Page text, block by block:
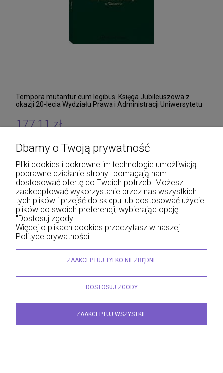
Tempora mutantur cum legibus. Księga Jubileuszowa z
okazji 20-lecia Wydziału Prawa i Administracji Uniwersytetu
177,11 zł
Cena regularna:199,00 zł
Najniższa cena:177,11 zł
DO KOSZYKA
PROMOCJA
Dbamy o Twoją prywatność
Pliki cookies i pokrewne im technologie umożliwiają
poprawne działanie strony i pomagają nam
dostosować ofertę do Twoich potrzeb. Możesz
zaakceptować wykorzystanie przez nas wszystkich
tych plików i przejść do sklepu lub dostosować użycie
plików do swoich preferencji, wybierając opcję
"Dostosuj zgody".
Więcej o plikach cookies przeczytasz w naszej
Polityce prywatności.
ZAAKCEPTUJ TYLKO NIEZBĘDNE
DOSTOSUJ ZGODY
ZAAKCEPTUJ WSZYSTKIE